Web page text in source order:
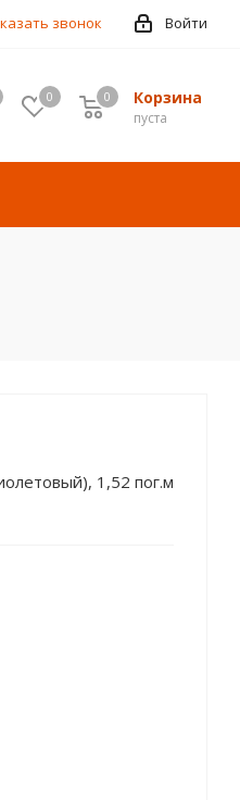
Войти
звонок
0 Корзина
пуста
0
1,52 пог.м